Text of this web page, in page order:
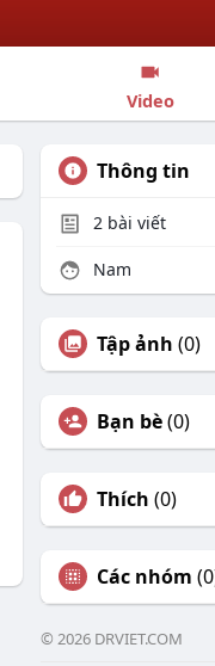
Video
Thông tin
2 bài viết
Nam
Tập ảnh (0)
Bạn bè(0)
Thích (0)
Các nhóm
© 2026 DRVIET.COM